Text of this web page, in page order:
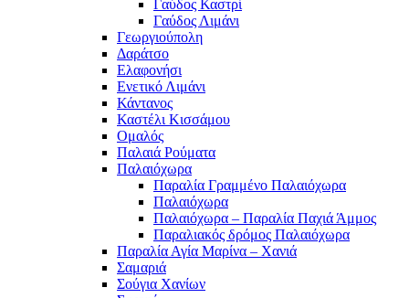
Γαύδος Καστρί
Γαύδος Λιμάνι
Γεωργιούπολη
Δαράτσο
Ελαφονήσι
Ενετικό Λιμάνι
Κάντανος
Καστέλι Κισσάμου
Ομαλός
Παλαιά Ρούματα
Παλαιόχωρα
Παραλία Γραμμένο Παλαιόχωρα
Παλαιόχωρα
Παλαιόχωρα – Παραλία Παχιά Άμμος
Παραλιακός δρόμος Παλαιόχωρα
Παραλία Αγία Μαρίνα – Χανιά
Σαμαριά
Σούγια Χανίων